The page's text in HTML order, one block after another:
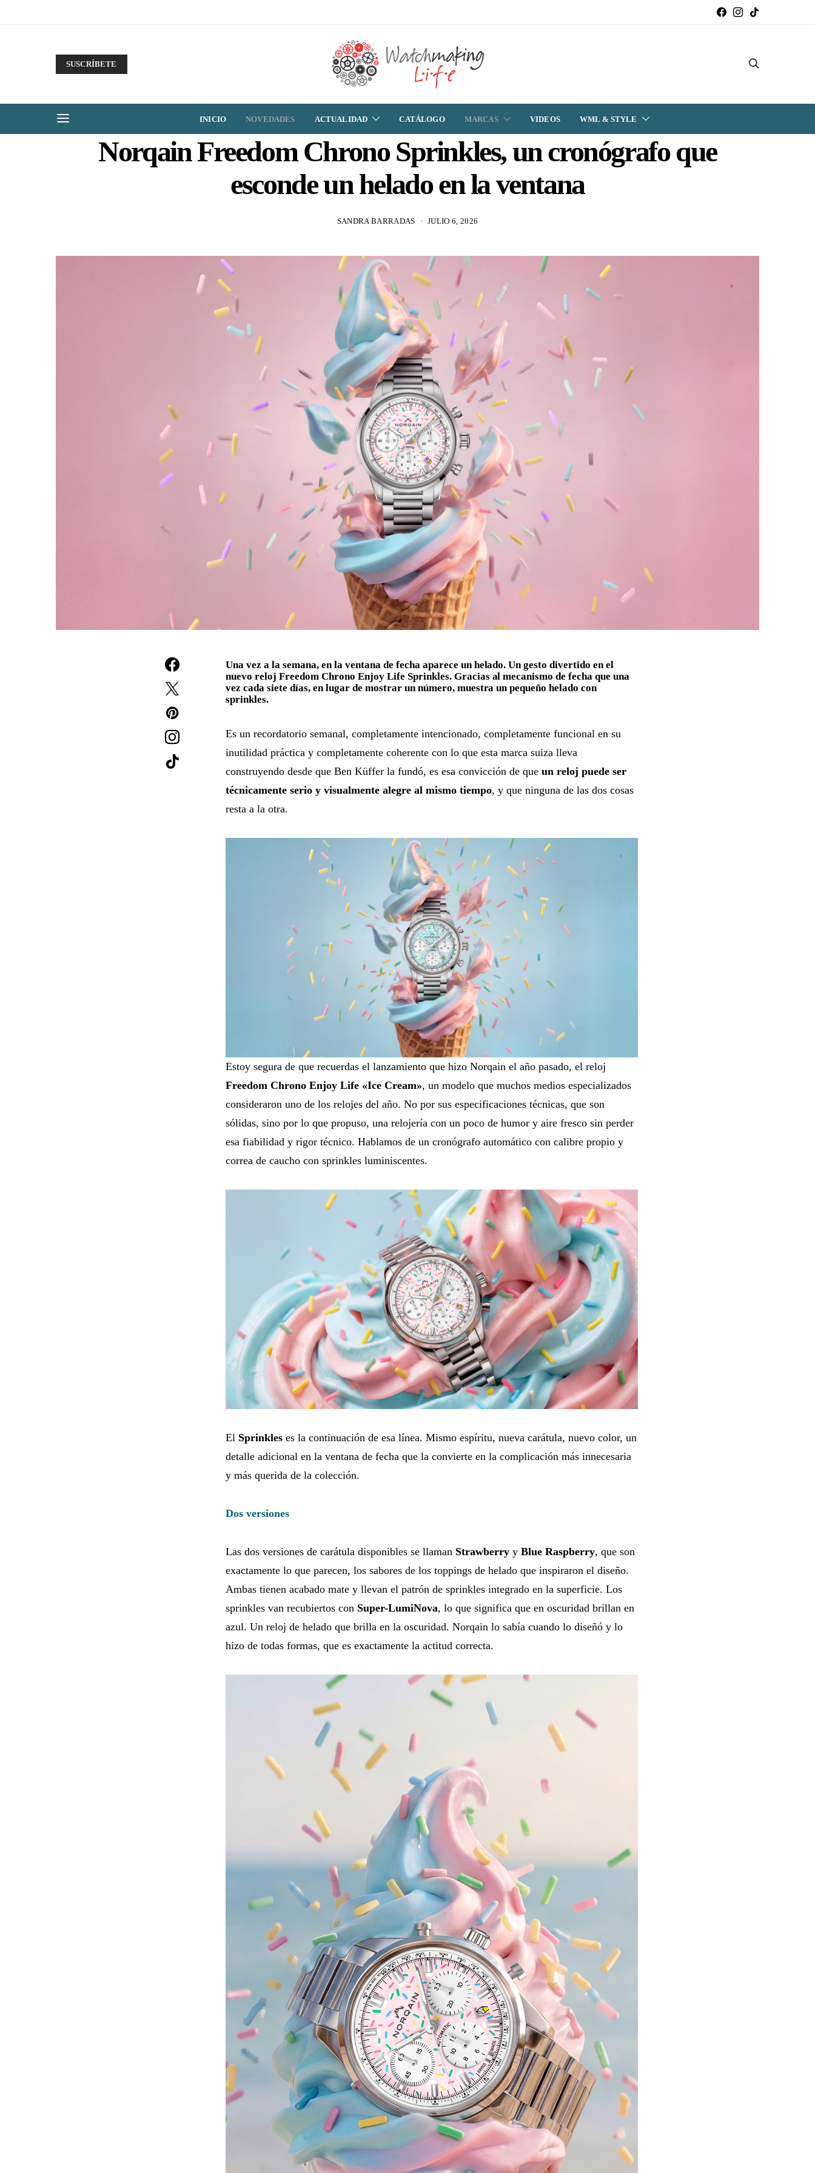
SUSCRÍBETE
INICIO NOVEDADES ACTUALIDAD CATÁLOGO MARCAS VIDEOS WML & STYLE
Norqain Freedom Chrono Sprinkles, un cronógrafo que
esconde un helado en la ventana
SANDRA BARRADAS JULIO 6, 2026
Una vez a la semana, en la ventana de fecha aparece un helado. Un gesto divertido en el
nuevo reloj Freedom Chrono Enjoy Life Sprinkles. Gracias al mecanismo de fecha que una
vez cada siete días, en lugar de mostrar un número, muestra un pequeño helado con
sprinkles.
Es un recordatorio semanal, completamente intencionado, completamente funcional en su
inutilidad práctica y completamente coherente con lo que esta marca suiza lleva
construyendo desde que Ben Küffer la fundó, es esa convicción de que un reloj puede ser
técnicamente serio y visualmente alegre al mismo tiempo, y que ninguna de las dos cosas
resta a la otra.
Estoy segura de que recuerdas el lanzamiento que hizo Norqain el año pasado, el reloj
Freedom Chrono Enjoy Life «Ice Cream», un modelo que muchos medios especializados
consideraron uno de los relojes del año. No por sus especificaciones técnicas, que son
sólidas, sino por lo que propuso, una relojería con un poco de humor y aire fresco sin perder
esa fiabilidad y rigor técnico. Hablamos de un cronógrafo automático con calibre propio y
correa de caucho con sprinkles luminiscentes.
El Sprinkles es la continuación de esa línea. Mismo espíritu, nueva carátula, nuevo color, un
detalle adicional en la ventana de fecha que la convierte en la complicación más innecesaria
y más querida de la colección.
Dos versiones
Las dos versiones de carátula disponibles se llaman Strawberry y Blue Raspberry, que son
exactamente lo que parecen, los sabores de los toppings de helado que inspiraron el diseño.
Ambas tienen acabado mate y llevan el patrón de sprinkles integrado en la superficie. Los
sprinkles van recubiertos con Super-LumiNova, lo que significa que en oscuridad brillan en
azul. Un reloj de helado que brilla en la oscuridad. Norqain lo sabía cuando lo diseñó y lo
hizo de todas formas, que es exactamente la actitud correcta.